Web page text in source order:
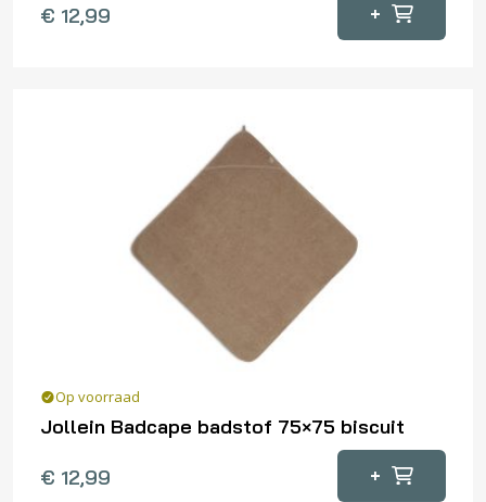
€ 12,99 +
Op voorraad
Jollein Badcape badstof 75×75 biscuit
€ 12,99 +